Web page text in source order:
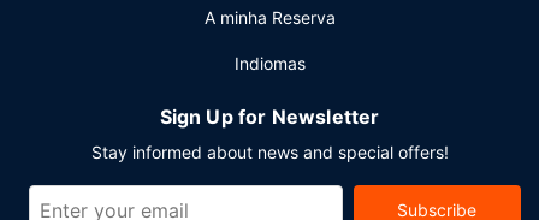
A minha Reserva
Indiomas
Sign Up for Newsletter
Stay informed about news and special offers!
Subscribe